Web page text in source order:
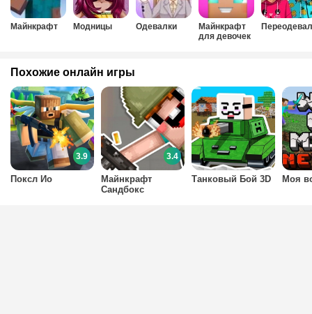
Майнкрафт Модницы Одевалки
Майнкрафт
для девочек
Похожие онлайн игры
Поксл Ио
3.9
Майнкрафт
Сандбокс
3.4
Танковый Бой 3D Моя